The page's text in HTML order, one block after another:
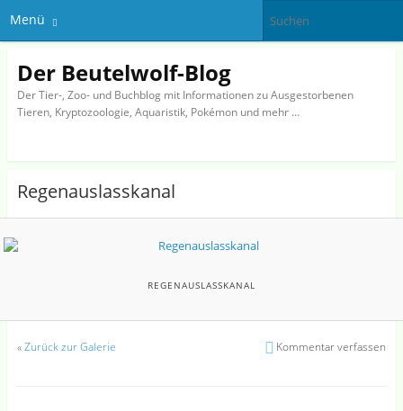
Menü
Der Beutelwolf-Blog
Der Tier-, Zoo- und Buchblog mit Informationen zu Ausgestorbenen
Tieren, Kryptozoologie, Aquaristik, Pokémon und mehr …
Regenauslasskanal
REGENAUSLASSKANAL
«Zurück zur Galerie Kommentar verfassen